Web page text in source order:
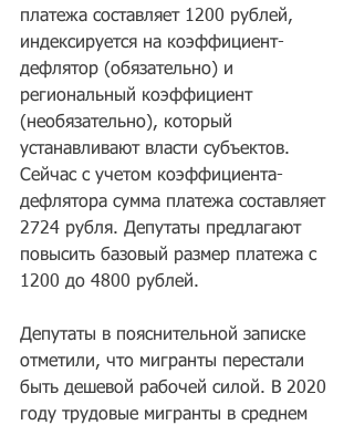
платежа составляет 1200 рублей,
индексируется на коэффициент-
дефлятор (обязательно) и
региональный коэффициент
(необязательно), который
устанавливают власти субъектов.
Сейчас с учетом коэффициента-
дефлятора сумма платежа составляет
2724 рубля. Депутаты предлагают
повысить базовый размер платежа с
1200 до 4800 рублей.
Депутаты в пояснительной записке
отметили, что мигранты перестали
быть дешевой рабочей силой. В 2020
году трудовые мигранты в среднем